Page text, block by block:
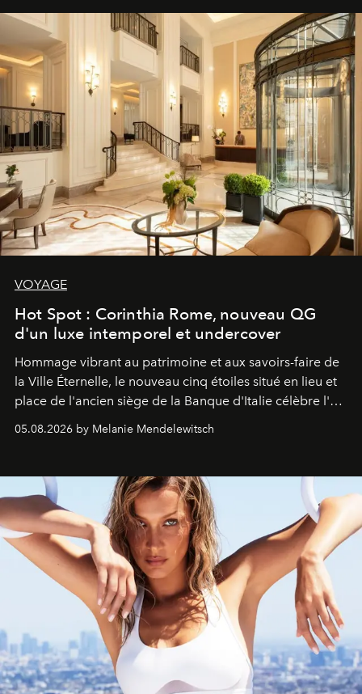
VOYAGE
Hot Spot : Corinthia Rome, nouveau QG
d'un luxe intemporel et undercover
Hommage vibrant au patrimoine et aux savoirs-faire de
la Ville Éternelle, le nouveau cinq étoiles situé en lieu et
place de l'ancien siège de la Banque d'Italie célèbre l'art
05.08.2026 by Melanie Mendelewitsch